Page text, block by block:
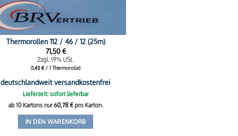
Thermorollen 112 / 46 / 12 (25m)
71,50€
Zzgl. 19% USt.
(1,43€ / 1 Thermorolle)
deutschlandweit versandkostenfrei
Lieferzeit: sofort lieferbar
ab 10 Kartons nur60,78 €pro Karton.
IN DEN WARENKORB